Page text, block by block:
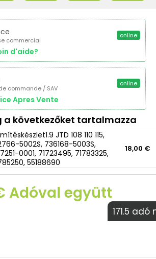
commercial
d'aide?
online
commande / SAV
Apres Vente
online
a következőket tartalmazza
JTD 108 110 115,
5002S, 736168-5003S,
0001, 71723495, 71783325,
55188690
18,00 €
Adóval együtt
171.5 adó